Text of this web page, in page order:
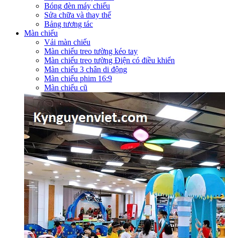
Bóng đèn máy chiếu
Sửa chữa và thay thế
Bảng tương tác
Màn chiếu
Vải màn chiếu
Màn chiếu treo tường kéo tay
Màn chiếu treo tường Điện có điều khiển
Màn chiếu 3 chân di động
Màn chiếu phim 16:9
Màn chiếu cũ